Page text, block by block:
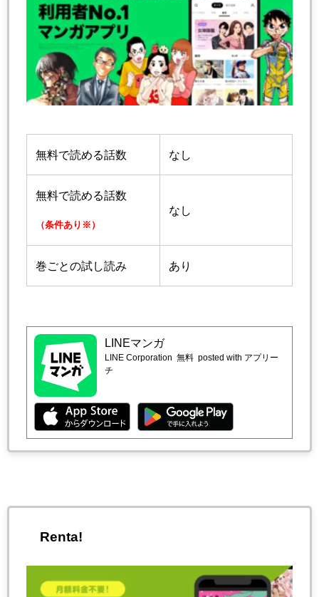
無料で読める話数 なし
無料で読める話数
（条件あり※）
なし
巻ごとの試し読み あり
LINEマンガ
LINE Corporation 無料 posted with アプリー
チ
Renta!